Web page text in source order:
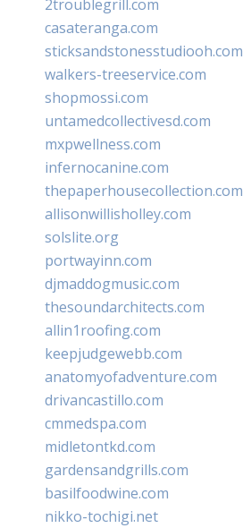
2troublegrill.com
casateranga.com
sticksandstonesstudiooh.com
walkers-treeservice.com
shopmossi.com
untamedcollectivesd.com
mxpwellness.com
infernocanine.com
thepaperhousecollection.com
allisonwillisholley.com
solslite.org
portwayinn.com
djmaddogmusic.com
thesoundarchitects.com
allin1roofing.com
keepjudgewebb.com
anatomyofadventure.com
drivancastillo.com
cmmedspa.com
midletontkd.com
gardensandgrills.com
basilfoodwine.com
nikko-tochigi.net